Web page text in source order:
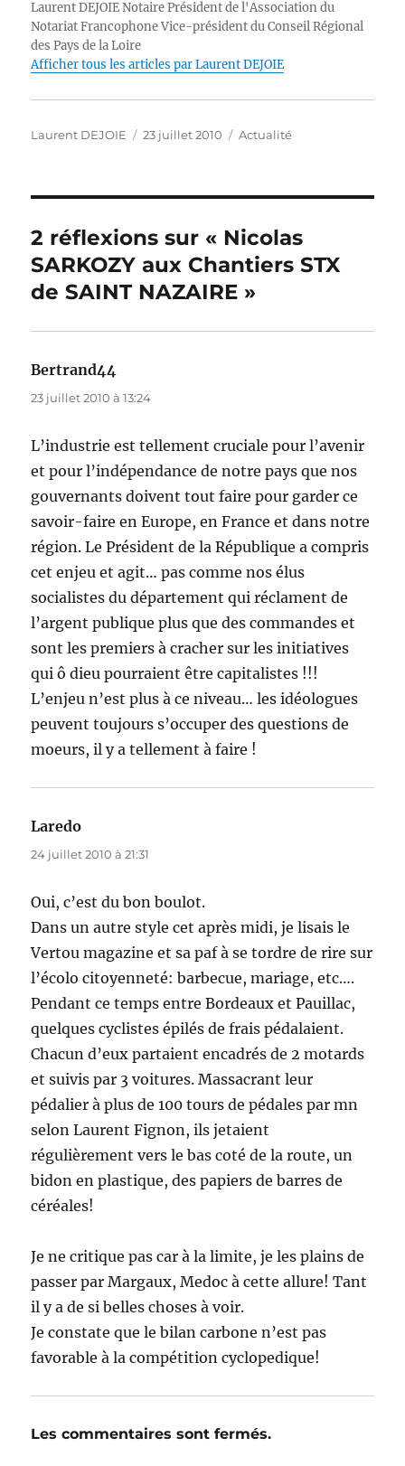
r
b
o
d
I
A
p
n
g
Li
n
Laurent DEJOIE Notaire Président de l'Association du
Notariat Francophone Vice-président du Conseil Régional
des Pays de la Loire
Afficher tous les articles par Laurent DEJOIE
Auteur
Laurent DEJOIE
Publié
23 juillet 2010 Catégories
Actualité
2 réflexions sur « Nicolas
SARKOZY aux Chantiers STX
de SAINT NAZAIRE »
Bertrand44
23 juillet 2010 à 13:24
L’industrie est tellement cruciale pour l’avenir
et pour l’indépendance de notre pays que nos
gouvernants doivent tout faire pour garder ce
savoir-faire en Europe, en France et dans notre
région. Le Président de la République a compris
cet enjeu et agit… pas comme nos élus
socialistes du département qui réclament de
l’argent publique plus que des commandes et
sont les premiers à cracher sur les initiatives
qui ô dieu pourraient être capitalistes !!!
L’enjeu n’est plus à ce niveau… les idéologues
peuvent toujours s’occuper des questions de
moeurs, il y a tellement à faire !
Laredo
24 juillet 2010 à 21:31
Oui, c’est du bon boulot.
Dans un autre style cet après midi, je lisais le
Vertou magazine et sa paf à se tordre de rire sur
l’écolo citoyenneté: barbecue, mariage, etc….
Pendant ce temps entre Bordeaux et Pauillac,
quelques cyclistes épilés de frais pédalaient.
Chacun d’eux partaient encadrés de 2 motards
et suivis par 3 voitures. Massacrant leur
pédalier à plus de 100 tours de pédales par mn
selon Laurent Fignon, ils jetaient
régulièrement vers le bas coté de la route, un
bidon en plastique, des papiers de barres de
céréales!
Je ne critique pas car à la limite, je les plains de
passer par Margaux, Medoc à cette allure! Tant
il y a de si belles choses à voir.
Je constate que le bilan carbone n’est pas
favorable à la compétition cyclopedique!
Les commentaires sont fermés.